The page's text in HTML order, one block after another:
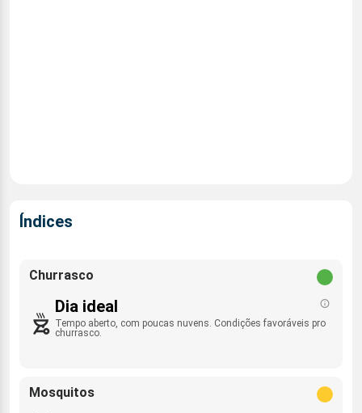
Índices
Churrasco
Dia ideal
Tempo aberto, com poucas nuvens. Condições favoráveis pro
churrasco.
Mosquitos